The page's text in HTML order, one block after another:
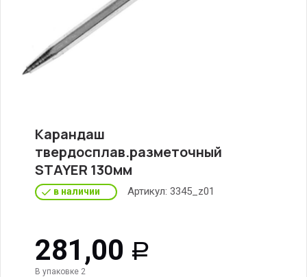
Карандаш
твердосплав.разметочный
STAYER 130мм
в наличии Артикул: 3345_z01
281,00 Р
В упаковке 2